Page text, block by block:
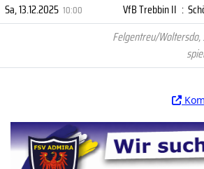
Sa, 13.12.2025 10:00 VfB Trebbin II :
Felgentreu/Woltersdo,